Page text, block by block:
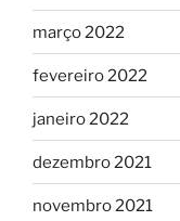
março 2022
fevereiro 2022
janeiro 2022
dezembro 2021
novembro 2021